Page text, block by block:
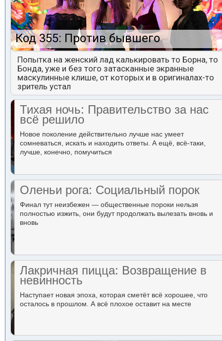
Код 355: Против бывшего
Попытка на женский лад калькировать то Борна, то
Бонда, уже и без того затасканные экранные
маскулинные клише, от которых и в оригиналах-то
зритель устал
Тихая ночь: Правительство за нас
всё решило
Новое поколение действительно лучше нас умеет
сомневаться, искать и находить ответы. А ещё, всё-таки,
лучше, конечно, помучиться
Оленьи рога: Социальный порок
Финал тут неизбежен — общественные пороки нельзя
полностью изжить, они будут продолжать вылезать вновь и
вновь
Лакричная пицца: Возвращение в
невинность
Наступает новая эпоха, которая сметёт всё хорошее, что
осталось в прошлом. А всё плохое оставит на месте